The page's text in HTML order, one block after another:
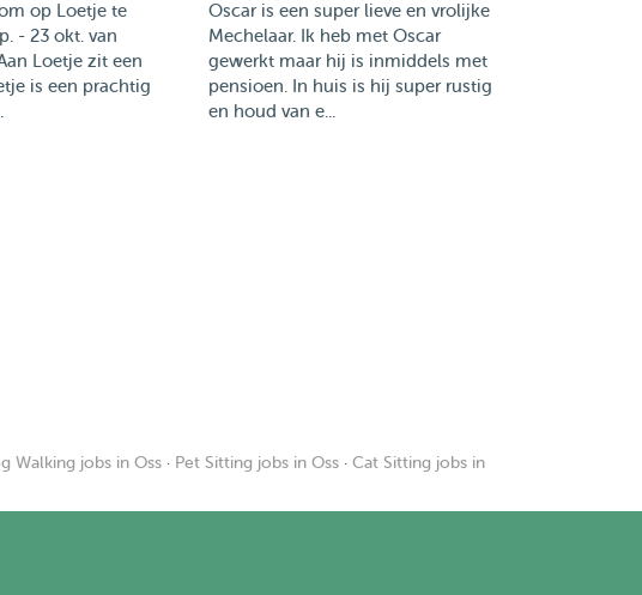
op Loetje te
- 23 okt. van
Loetje zit een
is een prachtig
Oscar is een super lieve en vrolijke
Mechelaar. Ik heb met Oscar
gewerkt maar hij is inmiddels met
pensioen. In huis is hij super rustig
en houd van e...
Walking jobs in Oss · Pet Sitting jobs in Oss · Cat Sitting jobs in